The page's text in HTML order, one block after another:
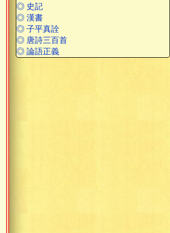
◎ 史記
◎ 漢書
◎ 子平真詮
◎ 唐詩三百首
◎ 論語正義